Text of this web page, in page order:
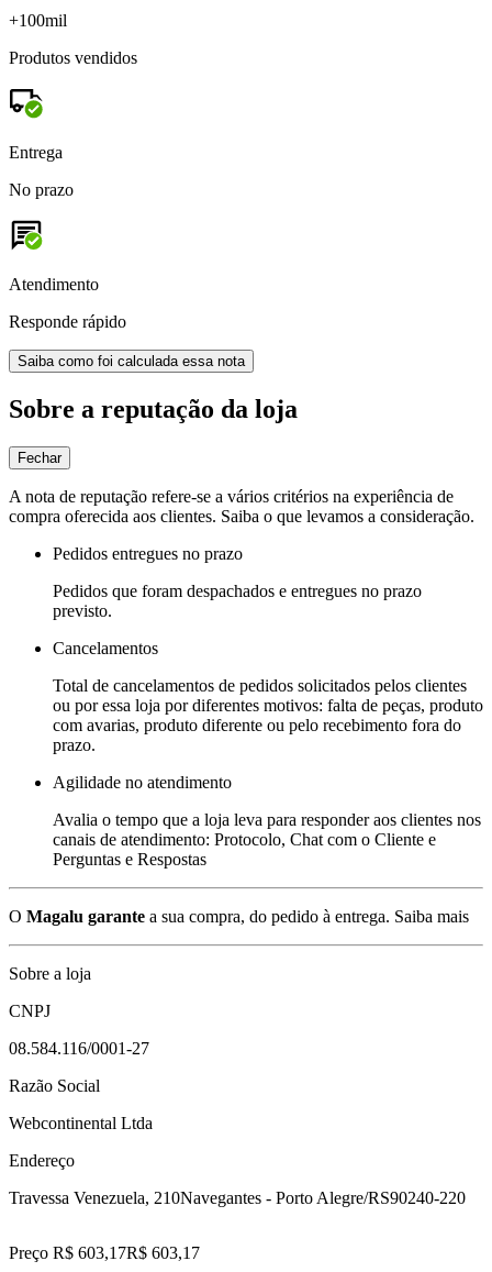
+100mil
Produtos vendidos
Entrega
No prazo
Atendimento
Responde rápido
Saiba como foi calculada essa nota
Sobre a reputação da loja
Fechar
A nota de reputação refere-se a vários critérios na experiência de
compra oferecida aos clientes. Saiba o que levamos a consideração.
Pedidos entregues no prazo
Pedidos que foram despachados e entregues no prazo
previsto.
Cancelamentos
Total de cancelamentos de pedidos solicitados pelos clientes
ou por essa loja por diferentes motivos: falta de peças, produto
com avarias, produto diferente ou pelo recebimento fora do
prazo.
Agilidade no atendimento
Avalia o tempo que a loja leva para responder aos clientes nos
canais de atendimento: Protocolo, Chat com o Cliente e
Perguntas e Respostas
O Magalu garante a sua compra, do pedido à entrega. Saiba mais
Sobre a loja
CNPJ
08.584.116/0001-27
Razão Social
Webcontinental Ltda
Endereço
Travessa Venezuela, 210Navegantes - Porto Alegre/RS90240-220
Preço R$ 603,17R$ 603,17